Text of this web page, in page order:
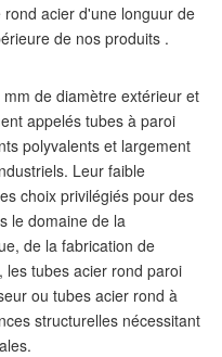
acier d'une longuur de
de nos produits .
de diamètre extérieur et
appelés tubes à paroi
polyvalents et largement
Leur faible
choix privilégiés pour des
le domaine de la
de la fabrication de
les tubes acier rond paroi
ou tubes acier rond à
structurelles nécessitant